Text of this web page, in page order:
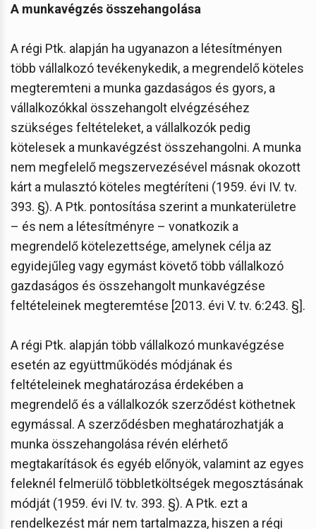
A munkavégzés összehangolása
A régi Ptk. alapján ha ugyanazon a létesítményen
több vállalkozó tevékenykedik, a megrendelő köteles
megteremteni a munka gazdaságos és gyors, a
vállalkozókkal összehangolt elvégzéséhez
szükséges feltételeket, a vállalkozók pedig
kötelesek a munkavégzést összehangolni. A munka
nem megfelelő megszervezésével másnak okozott
kárt a mulasztó köteles megtéríteni (1959. évi IV. tv.
393. §). A Ptk. pontosítása szerint a munkaterületre
– és nem a létesítményre – vonatkozik a
megrendelő kötelezettsége, amelynek célja az
egyidejűleg vagy egymást követő több vállalkozó
gazdaságos és összehangolt munkavégzése
feltételeinek megteremtése [2013. évi V. tv. 6:243. §].
A régi Ptk. alapján több vállalkozó munkavégzése
esetén az együttműködés módjának és
feltételeinek meghatározása érdekében a
megrendelő és a vállalkozók szerződést köthetnek
egymással. A szerződésben meghatározhatják a
munka összehangolása révén elérhető
megtakarítások és egyéb előnyök, valamint az egyes
feleknél felmerülő többletköltségek megosztásának
módját (1959. évi IV. tv. 393. §). A Ptk. ezt a
rendelkezést már nem tartalmazza, hiszen a régi